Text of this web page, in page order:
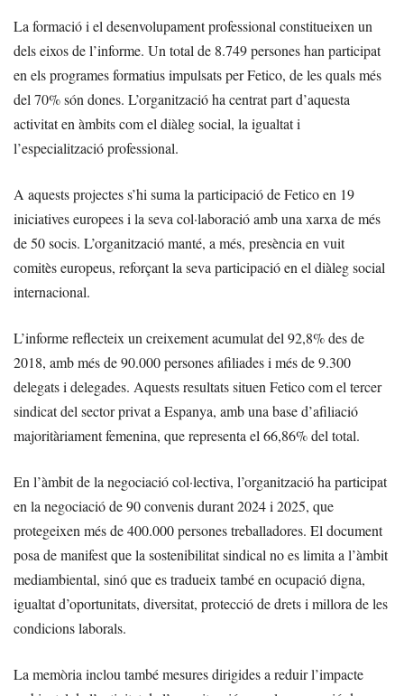
La formació i el desenvolupament professional constitueixen un
dels eixos de l’informe. Un total de 8.749 persones han participat
en els programes formatius impulsats per Fetico, de les quals més
del 70% són dones. L’organització ha centrat part d’aquesta
activitat en àmbits com el diàleg social, la igualtat i
l’especialització professional.
A aquests projectes s’hi suma la participació de Fetico en 19
iniciatives europees i la seva col·laboració amb una xarxa de més
de 50 socis. L’organització manté, a més, presència en vuit
comitès europeus, reforçant la seva participació en el diàleg social
internacional.
L’informe reflecteix un creixement acumulat del 92,8% des de
2018, amb més de 90.000 persones afiliades i més de 9.300
delegats i delegades. Aquests resultats situen Fetico com el tercer
sindicat del sector privat a Espanya, amb una base d’afiliació
majoritàriament femenina, que representa el 66,86% del total.
En l’àmbit de la negociació col·lectiva, l’organització ha participat
en la negociació de 90 convenis durant 2024 i 2025, que
protegeixen més de 400.000 persones treballadores. El document
posa de manifest que la sostenibilitat sindical no es limita a l’àmbit
mediambiental, sinó que es tradueix també en ocupació digna,
igualtat d’oportunitats, diversitat, protecció de drets i millora de les
condicions laborals.
La memòria inclou també mesures dirigides a reduir l’impacte